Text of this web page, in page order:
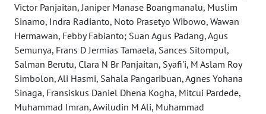
Victor Panjaitan, Janiper Manase Boangmanalu, Muslim
Sinamo, Indra Radianto, Noto Prasetyo Wibowo, Wawan
Hermawan, Febby Fabianto; Suan Agus Padang, Agus
Semunya, Frans D Jermias Tamaela, Sances Sitompul,
Salman Berutu, Clara N Br Panjaitan, Syafi'i, M Aslam Roy
Simbolon, Ali Hasmi, Sahala Pangaribuan, Agnes Yohana
Sinaga, Fransiskus Daniel Dhena Kogha, Mitcui Pardede,
Muhammad Imran, Awiludin M Ali, Muhammad
BABEL
WN
SUMBAR
WN
SUMSEL